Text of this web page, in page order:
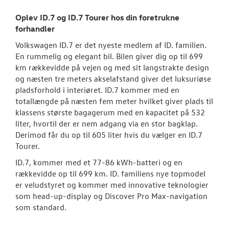
Vejen til et
Elektrisk
Modeller
Aktuelle
ID. Polo
ID.3 Neo
ID.4
Oplev ID.7 og ID.7 Tourer hos din foretrukne
forhandler
Volkswagen ID.7 er det nyeste medlem af ID. familien.
En rummelig og elegant bil. Bilen giver dig op til 699
km rækkevidde på vejen og med sit langstrakte design
og næsten tre meters akselafstand giver det luksuriøse
pladsforhold i interiøret. ID.7 kommer med en
totallængde på næsten fem meter hvilket giver plads til
klassens største bagagerum med en kapacitet på 532
liter, hvortil der er nem adgang via en stor bagklap.
Derimod får du op til 605 liter hvis du vælger en ID.7
Tourer.
ID.7, kommer med et 77-86 kWh-batteri og en
rækkevidde op til 699 km. ID. familiens nye topmodel
er veludstyret og kommer med innovative teknologier
som head-up-display og Discover Pro Max-navigation
som standard.